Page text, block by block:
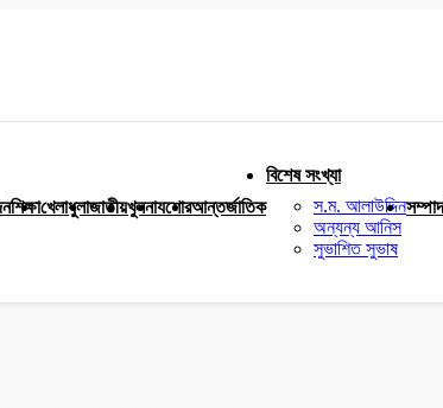
শিক্ষাখেলাধুলাজাতীয়খুলনাযশোরআন্তর্জাতিক
বিশেষ সংখ্যা
স.ম. আলাউদ্দিন
অন্যন্য আনিস
সুভাশিত সুভাষ